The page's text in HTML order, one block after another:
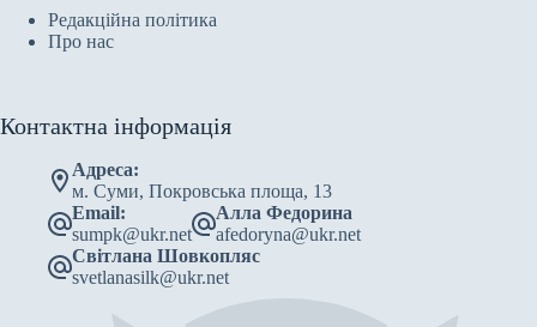
Редакційна політика
Про нас
Контактна інформація
Адреса:
м. Суми, Покровська площа, 13
Email:
sumpk@ukr.net
Алла Федорина
afedoryna@ukr.net
Світлана Шовкопляс
svetlanasilk@ukr.net